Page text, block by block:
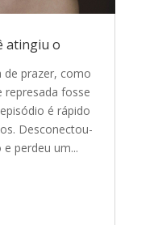
atingiu o
de prazer, como
represada fosse
é rápido
Desconectou-
perdeu um...